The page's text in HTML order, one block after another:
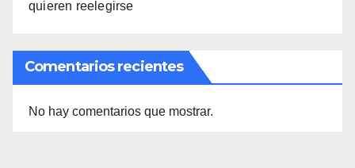
quieren reelegirse
Comentarios recientes
No hay comentarios que mostrar.